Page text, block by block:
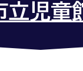
立児童